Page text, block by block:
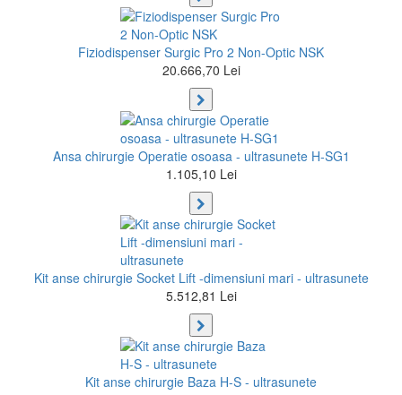
Fiziodispenser Surgic Pro 2 Non-Optic NSK
20.666,70 Lei
Ansa chirurgie Operatie osoasa - ultrasunete H-SG1
1.105,10 Lei
Kit anse chirurgie Socket Lift -dimensiuni mari - ultrasunete
5.512,81 Lei
Kit anse chirurgie Baza H-S - ultrasunete